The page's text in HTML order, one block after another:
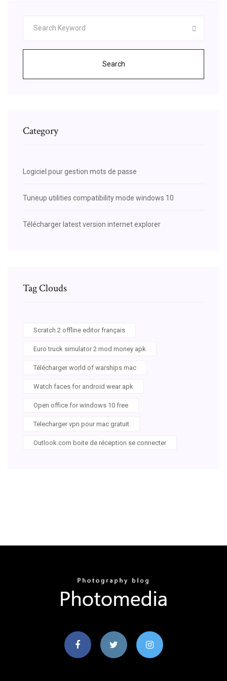
Search
Category
Logiciel pour gestion mots de passe
Tuneup utilities compatibility mode windows 10
Télécharger latest version internet explorer
Tag Clouds
Scratch 2 offline editor français
Euro truck simulator 2 mod money apk
Télécharger world of warships mac
Watch faces for android wear apk
Open office for windows 10 free
Telecharger vpn pour mac gratuit
Outlook.com boite de réception se connecter